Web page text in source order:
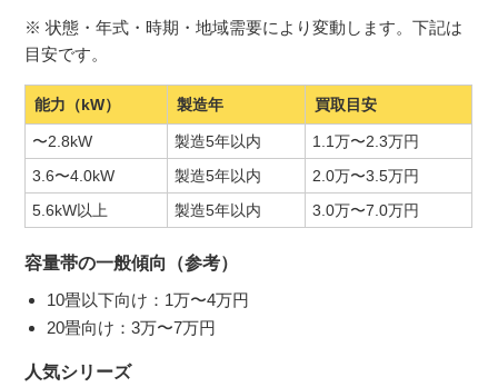
※ 状態・年式・時期・地域需要により変動します。下記は
目安です。
能力（kW） 製造年 買取目安
〜2.8kW 製造5年以内
1.1万〜2.3万円
3.6〜4.0kW
製造5年以内
2.0万〜3.5万円
5.6kW以上
製造5年以内 3.0万〜7.0万円
容量帯の一般傾向（参考）
10畳以下向け：1万〜4万円
20畳向け：3万〜7万円
人気シリーズ